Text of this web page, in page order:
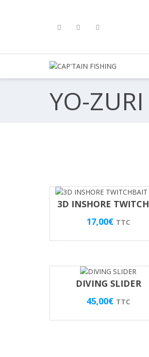
YO-ZURI
17,00€ TTC
DIVING SLIDER
45,00€ TTC